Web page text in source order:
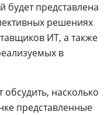
будет представлена
решениях
ИТ, а также
в
насколько
представленные